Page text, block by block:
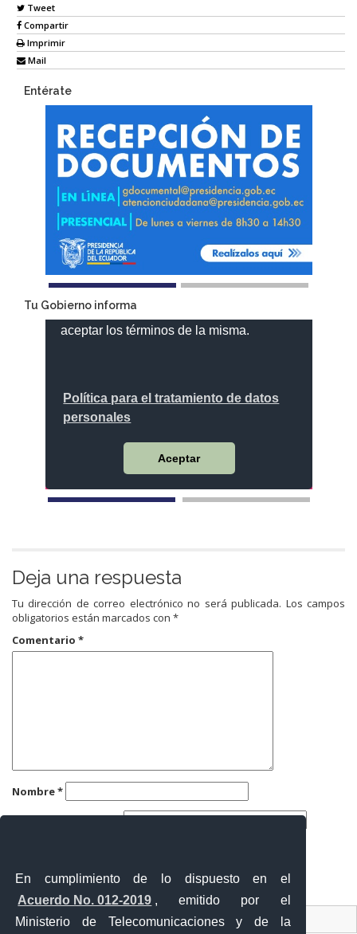
En cumplimiento de lo dispuesto en el
Acuerdo No. 012-2019 , emitido por el
Ministerio de Telecomunicaciones y de la
Tweet
Compartir
Imprimir
Mail
Entérate
Tu Gobierno informa
Deja una respuesta
Tu dirección de correo electrónico no será publicada. Los campos
obligatorios están marcados con *
Comentario *
Nombre*
Correo electrónico*
Contacto Ciudadano